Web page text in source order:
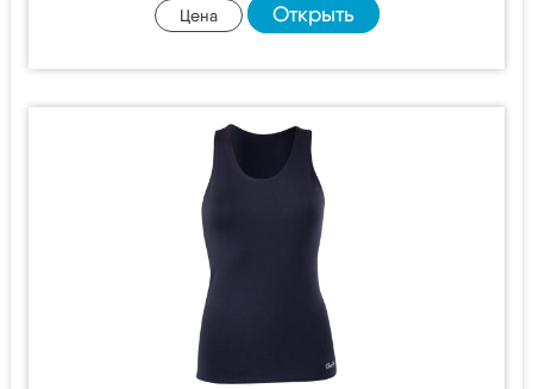
Цена Открыть